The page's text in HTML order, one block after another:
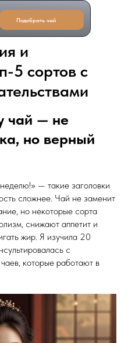
Подобрать чай
и
5 сортов с
чай — не
но верный
— такие заголовки
сложнее. Чай не заменит
но некоторые сорта
снижают аппетит и
жир. Я изучила 20
с
которые работают в